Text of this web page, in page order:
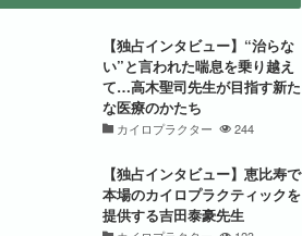
【独占インタビュー】“治らな
い”と言われた喘息を乗り越え
て…高木聖司先生が目指す新た
な医療のかたち
カイロプラクター 244
【独占インタビュー】恵比寿で
本場のカイロプラクティックを
提供する吉田泰豪先生